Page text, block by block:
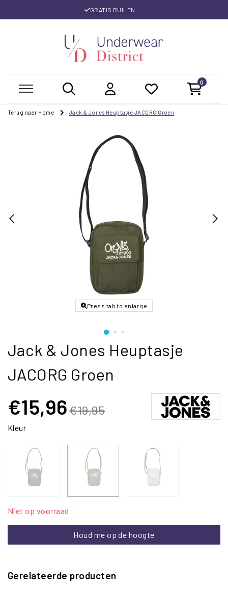
GRATIS RUILEN
0
Terug naar Home Jack & Jones Heuptasje JACORG Groen
Press tab to enlarge
Jack & Jones Heuptasje
JACORG Groen
€15,96€19,95
Kleur
Niet op voorraad
Houd me op de hoogte
Gerelateerde producten